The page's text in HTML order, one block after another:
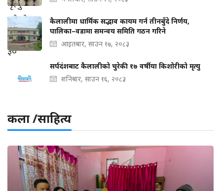
कैलालीमा धार्मिक सद्भाव कायम गर्न तीनबुँदे निर्णय,
पालिका–वडामा समन्वय समिति गठन गरिने
आइतबार, साउन १७, २०८३
सर्पदंशबाट कैलालीको चुरेकी १७ वर्षीया किशोरीको मृत्यु
शनिबार, साउन १६, २०८३
कला /साहित्य